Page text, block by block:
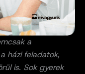
a
házi feladatok,
is. Sok gyerek